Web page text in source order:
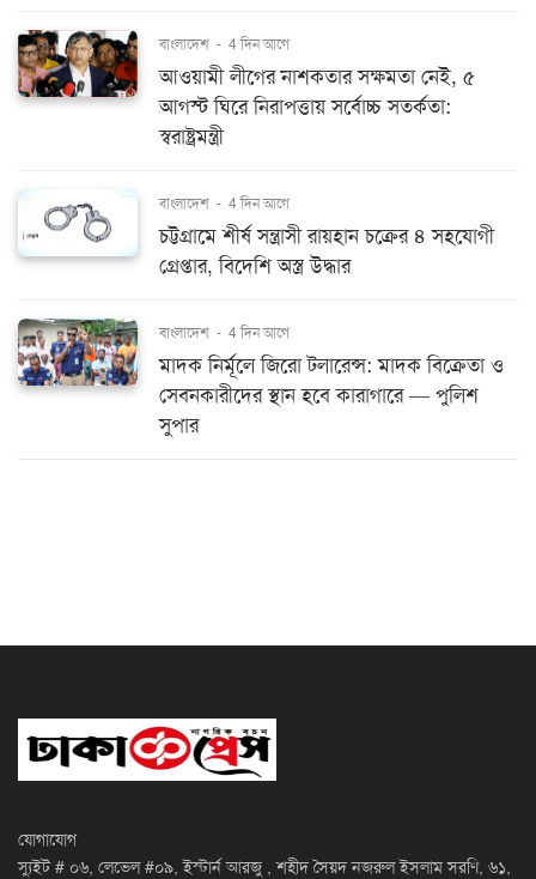
বাংলাদেশ - 4 দিন আগে
আওয়ামী লীগের নাশকতার সক্ষমতা নেই, ৫
আগস্ট ঘিরে নিরাপত্তায় সর্বোচ্চ সতর্কতা:
স্বরাষ্ট্রমন্ত্রী
বাংলাদেশ - 4 দিন আগে
চট্টগ্রামে শীর্ষ সন্ত্রাসী রায়হান চক্রের ৪ সহযোগী
গ্রেপ্তার, বিদেশি অস্ত্র উদ্ধার
বাংলাদেশ - 4 দিন আগে
মাদক নির্মূলে জিরো টলারেন্স: মাদক বিক্রেতা ও
সেবনকারীদের স্থান হবে কারাগারে — পুলিশ
সুপার
যোগাযোগ
স্যুইট # ০৬, লেভেল #০৯, ইস্টার্ন আরজু , শহীদ সৈয়দ নজরুল ইসলাম সরণি, ৬১,